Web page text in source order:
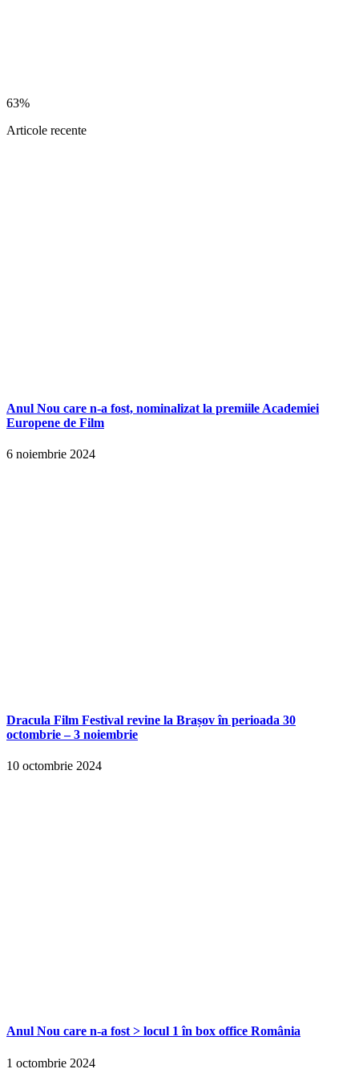
63%
Articole recente
Anul Nou care n-a fost, nominalizat la premiile Academiei
Europene de Film
6 noiembrie 2024
Dracula Film Festival revine la Brașov în perioada 30
octombrie – 3 noiembrie
10 octombrie 2024
Anul Nou care n-a fost > locul 1 în box office România
1 octombrie 2024